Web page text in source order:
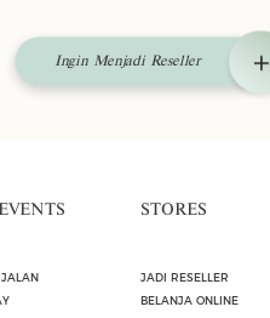
Ingin Menjadi Reseller
STORES
JADI RESELLER
BELANJA ONLINE